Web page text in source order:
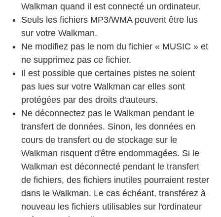
Walkman quand il est connecté un ordinateur.
Seuls les fichiers MP3/WMA peuvent être lus
sur votre Walkman.
Ne modifiez pas le nom du fichier « MUSIC » et
ne supprimez pas ce fichier.
Il est possible que certaines pistes ne soient
pas lues sur votre Walkman car elles sont
protégées par des droits d'auteurs.
Ne déconnectez pas le Walkman pendant le
transfert de données. Sinon, les données en
cours de transfert ou de stockage sur le
Walkman risquent d'être endommagées. Si le
Walkman est déconnecté pendant le transfert
de fichiers, des fichiers inutiles pourraient rester
dans le Walkman. Le cas échéant, transférez à
nouveau les fichiers utilisables sur l'ordinateur